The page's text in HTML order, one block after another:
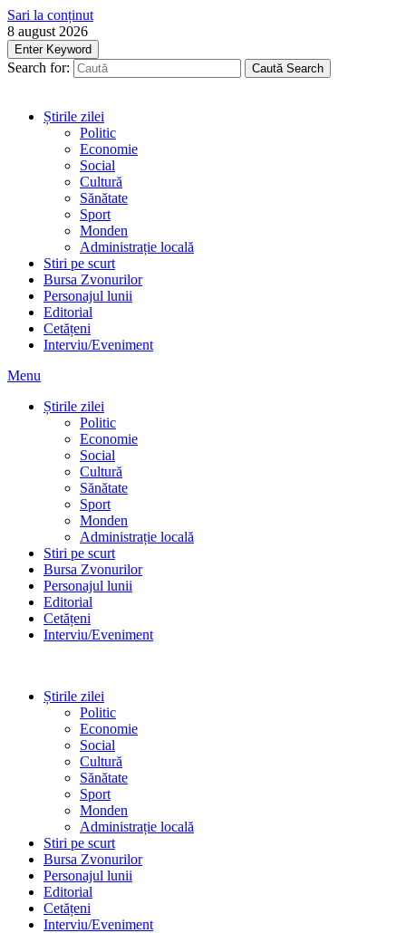
Sari la conținut
8 august 2026
Enter Keyword
Search for: Caută Search
Știrile zilei
Politic
Economie
Social
Cultură
Sănătate
Sport
Monden
Administrație locală
Stiri pe scurt
Bursa Zvonurilor
Personajul lunii
Editorial
Cetățeni
Interviu/Eveniment
Menu
Știrile zilei
Politic
Economie
Social
Cultură
Sănătate
Sport
Monden
Administrație locală
Stiri pe scurt
Bursa Zvonurilor
Personajul lunii
Editorial
Cetățeni
Interviu/Eveniment
Știrile zilei
Politic
Economie
Social
Cultură
Sănătate
Sport
Monden
Administrație locală
Stiri pe scurt
Bursa Zvonurilor
Personajul lunii
Editorial
Cetățeni
Interviu/Eveniment